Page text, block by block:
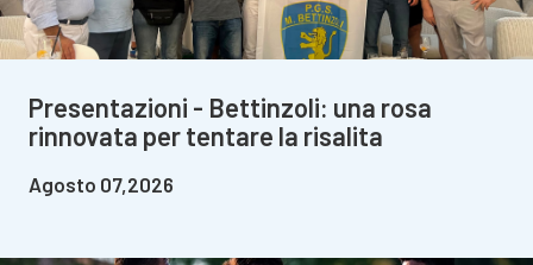
Presentazioni - Bettinzoli: una rosa
rinnovata per tentare la risalita
Agosto 07,2026